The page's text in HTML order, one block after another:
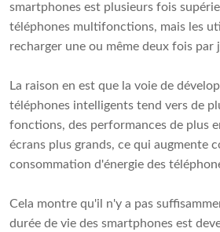
smartphones est plusieurs fois
téléphones multifonctions, mais les
recharger une ou même deux fois par
La raison en est que la voie de
téléphones intelligents tend vers de
fonctions, des performances de plus
écrans plus grands, ce qui augmente
consommation d'énergie des
Cela montre qu'il n'y a pas
durée de vie des smartphones est